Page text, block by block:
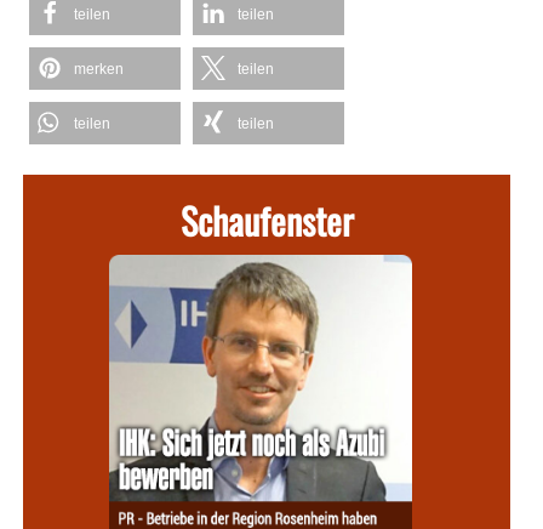
teilen teilen
merken teilen
teilen teilen
Schaufenster